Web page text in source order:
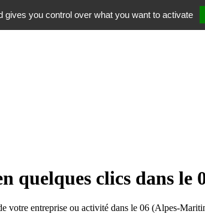
quelques clics dans
votre entreprise ou activité dans le 06 (Alpes-
gives you control over what you want to activate